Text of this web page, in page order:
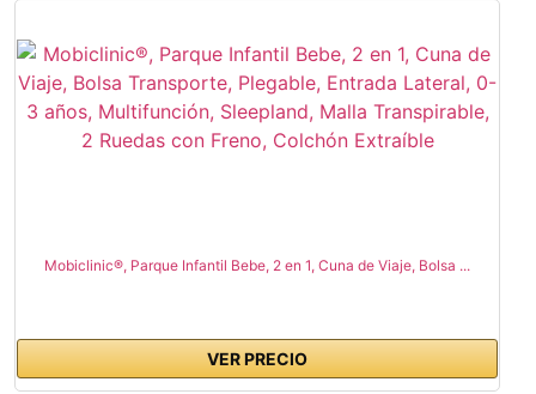
Mobiclinic®, Parque Infantil Bebe, 2 en 1, Cuna de Viaje, Bolsa ...
VER PRECIO